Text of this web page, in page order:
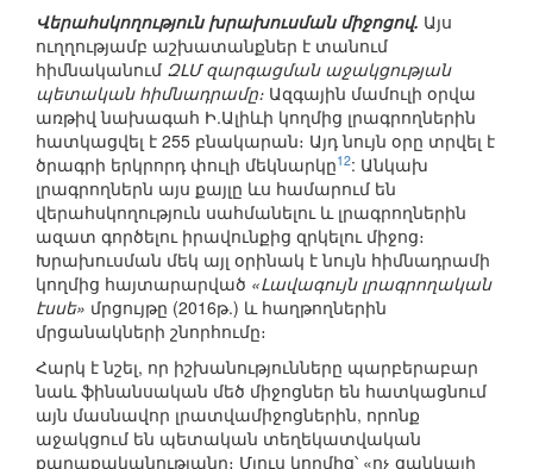
Վերահսկողություն խրախուսման միջոցով. Այս
ուղղությամբ աշխատանքներ է տանում
հիմնականում ԶԼՄ զարգացման աջակցության
պետական հիմնադրամը։ Ազգային մամուլի օրվա
առթիվ նախագահ Ի.Ալիևի կողմից լրագրողներին
հատկացվել է 255 բնակարան։ Այդ նույն օրը տրվել է
ծրագրի երկրորդ փուլի մեկնարկը12: Անկախ
լրագրողներն այս քայլը ևս համարում են
վերահսկողություն սահմանելու և լրագրողներին
ազատ գործելու իրավունքից զրկելու միջոց։
Խրախուսման մեկ այլ օրինակ է նույն հիմնադրամի
կողմից հայտարարված «Լավագույն լրագրողական
էսսե» մրցույթը (2016թ.) և հաղթողներին
մրցանակների շնորհումը։
Հարկ է նշել, որ իշխանությունները պարբերաբար
նաև ֆինանսական մեծ միջոցներ են հատկացնում
այն մասնավոր լրատվամիջոցներին, որոնք
աջակցում են պետական տեղեկատվական
քաղաքականությանը։ Մյուս կողմից՝ «ոչ ցանկալի